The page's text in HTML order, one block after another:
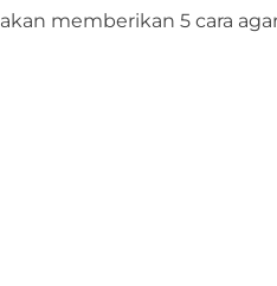
memberikan 5 cara